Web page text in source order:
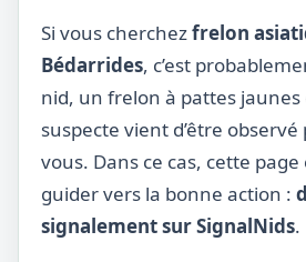
Si vous cherchezfrelon
Bédarrides, c’est
nid, un frelon à pattes
suspecte vient d’être observé
vous. Dans ce cas, cette
guider vers la bonne action :
signalement sur SignalNids.